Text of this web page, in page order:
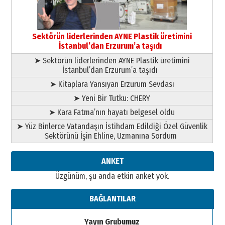
Esat BİNDESEN
Başkan Sekmen’den Erzurum’a
bir vizyon proje daha!
02 Ağustos 2026 Pazar
Sektörün liderlerinden AYNE Plastik üretimini
İstanbul’dan Erzurum’a taşıdı
➤ Sektörün liderlerinden AYNE Plastik üretimini
İstanbul’dan Erzurum’a taşıdı
➤ Kitaplara Yansıyan Erzurum Sevdası
➤ Yeni Bir Tutku: CHERY
➤ Kara Fatma’nın hayatı belgesel oldu
➤ Yüz Binlerce Vatandaşın İstihdam Edildiği Özel Güvenlik
Sektörünü İşin Ehline, Uzmanına Sordum
ANKET
Üzgünüm, şu anda etkin anket yok.
BAĞLANTILAR
Yayın Grubumuz